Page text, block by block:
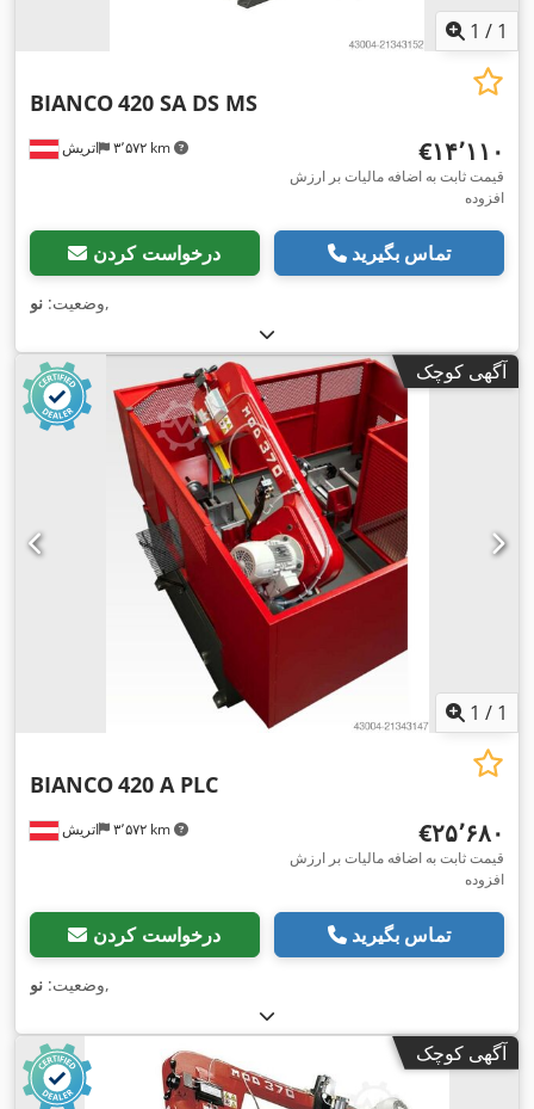
1 / 1
اتریش ۳٬۵۷۲ km
BIANCO420 SA DS MS
‎€۱۴٬۱۱۰
قیمت ثابت به اضافه مالیات بر ارزش
افزوده
درخواست کردن تماس بگیرید
وضعیت: نو ,
آگهی کوچک
1 / 1
اتریش ۳٬۵۷۲ km
BIANCO420 A PLC
‎€۲۵٬۶۸۰
قیمت ثابت به اضافه مالیات بر ارزش
افزوده
درخواست کردن تماس بگیرید
وضعیت: نو ,
آگهی کوچک